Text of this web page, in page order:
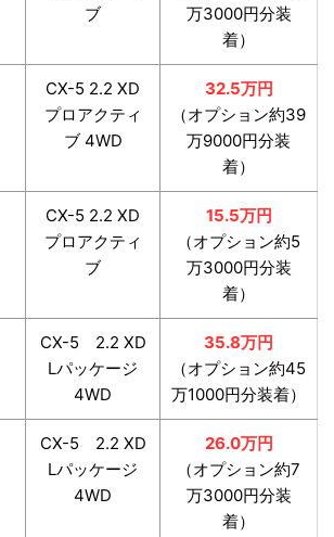
ブ
万3000円分装
着）
CX-5 2.2 XD
プロアクティ
ブ 4WD
32.5万円
（オプション約39
万9000円分装
着）
CX-5 2.2 XD
プロアクティ
ブ
15.5万円
（オプション約5
万3000円分装
着）
CX-5 2.2 XD
Lパッケージ
4WD
35.8万円
（オプション約45
万1000円分装着）
CX-5 2.2 XD
Lパッケージ
4WD
26.0万円
（オプション約7
万3000円分装
着）